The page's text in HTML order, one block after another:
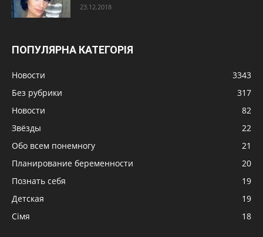
23.12.2018
ПОПУЛЯРНА КАТЕГОРІЯ
Новости
3343
Без рубрики
317
Новости
82
Звёзды
22
Обо всем понемногу
21
Планирование беременности
20
Познать себя
19
Детская
19
Сімя
18